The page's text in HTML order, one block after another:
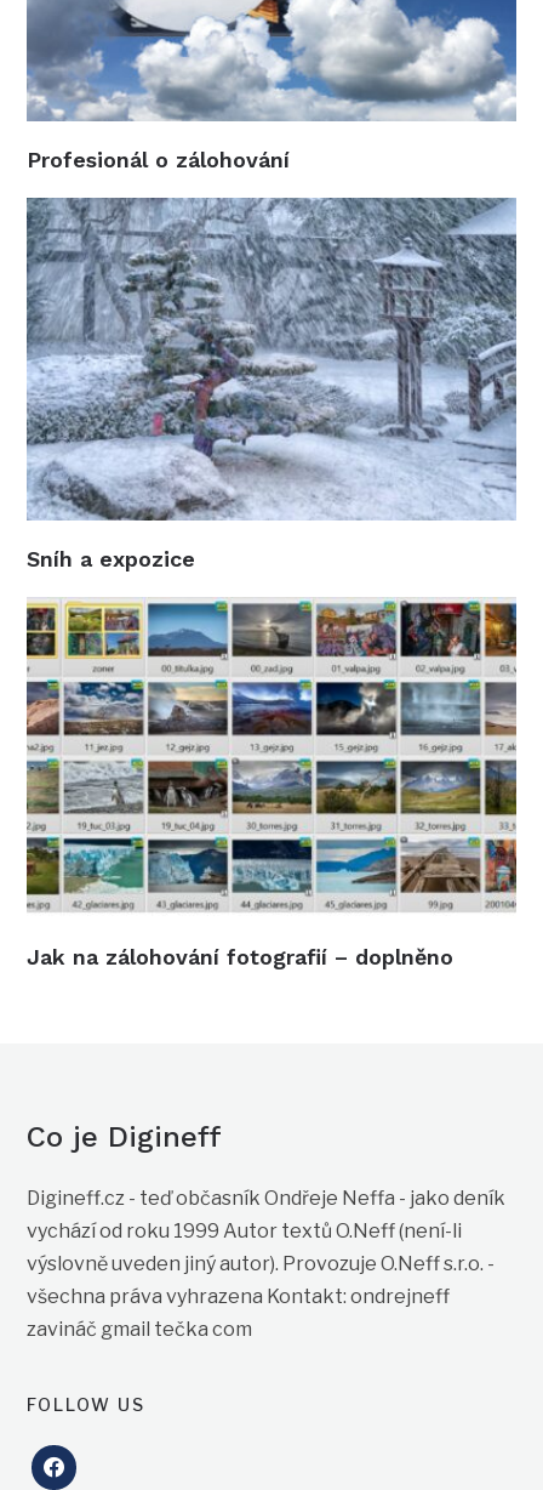
Profesionál o zálohování
Sníh a expozice
Jak na zálohování fotografií – doplněno
Co je Digineff
Digineff.cz - teď občasník Ondřeje Neffa - jako deník
vychází od roku 1999 Autor textů O.Neff (není-li
výslovně uveden jiný autor). Provozuje O.Neff s.r.o. -
všechna práva vyhrazena Kontakt: ondrejneff
zavináč gmail tečka com
FOLLOW US
facebook